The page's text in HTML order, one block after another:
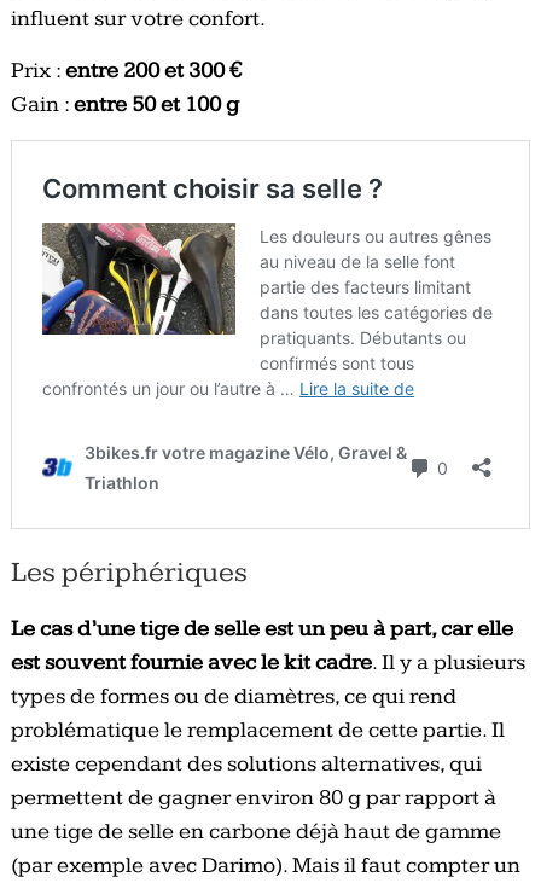
influent sur votre confort.
Prix :entre 200 et 300 €
Gain :entre 50 et 100 g
Les périphériques
Le cas d’une tige de selle est un peu à part, car elle
est souvent fournie avec le kit cadre. Il y a plusieurs
types de formes ou de diamètres, ce qui rend
problématique le remplacement de cette partie. Il
existe cependant des solutions alternatives, qui
permettent de gagner environ 80 g par rapport à
une tige de selle en carbone déjà haut de gamme
(par exemple avec Darimo). Mais il faut compter un